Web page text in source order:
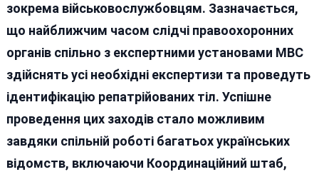
зокрема військовослужбовцям. Зазначається,
що найближчим часом слідчі правоохоронних
органів спільно з експертними установами МВС
здійснять усі необхідні експертизи та проведуть
ідентифікацію репатрійованих тіл. Успішне
проведення цих заходів стало можливим
завдяки спільній роботі багатьох українських
відомств, включаючи Координаційний штаб,